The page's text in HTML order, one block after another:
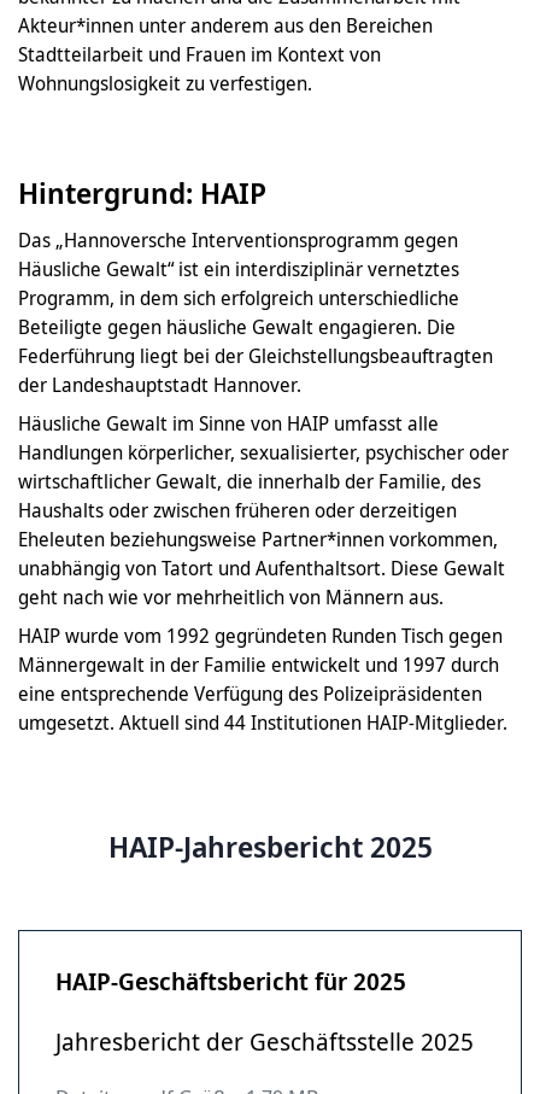
Akteur*innen unter anderem aus den Bereichen
Stadtteilarbeit und Frauen im Kontext von
Wohnungslosigkeit zu verfestigen.
Hintergrund: HAIP
Das „Hannoversche Interventionsprogramm gegen
Häusliche Gewalt“ ist ein interdisziplinär vernetztes
Programm, in dem sich erfolgreich unterschiedliche
Beteiligte gegen häusliche Gewalt engagieren. Die
Federführung liegt bei der Gleichstellungsbeauftragten
der Landeshauptstadt Hannover.
Häusliche Gewalt im Sinne von HAIP umfasst alle
Handlungen körperlicher, sexualisierter, psychischer oder
wirtschaftlicher Gewalt, die innerhalb der Familie, des
Haushalts oder zwischen früheren oder derzeitigen
Eheleuten beziehungsweise Partner*innen vorkommen,
unabhängig von Tatort und Aufenthaltsort. Diese Gewalt
geht nach wie vor mehrheitlich von Männern aus.
HAIP wurde vom 1992 gegründeten Runden Tisch gegen
Männergewalt in der Familie entwickelt und 1997 durch
eine entsprechende Verfügung des Polizeipräsidenten
umgesetzt. Aktuell sind 44 Institutionen HAIP-Mitglieder.
HAIP-Jahresbericht 2025
HAIP-Geschäftsbericht für 2025
Jahresbericht der Geschäftsstelle 2025